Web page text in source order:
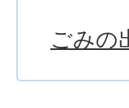
ごみの